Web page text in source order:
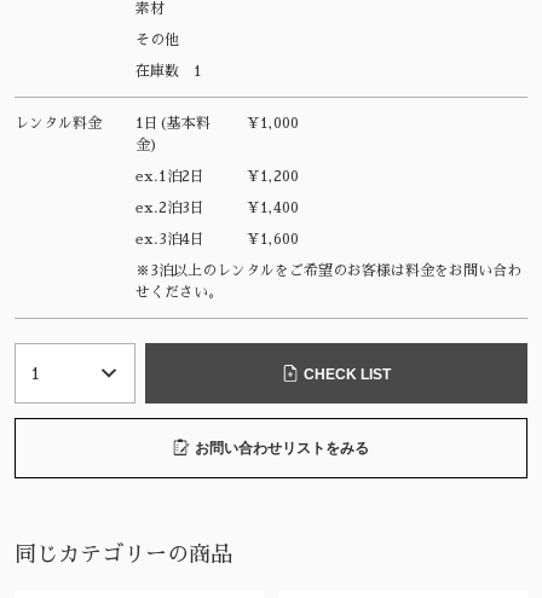
素材
その他
在庫数 1
レンタル料金
1日(基本料
金)
¥1,000
ex.1泊2日 ¥1,200
ex.2泊3日 ¥1,400
ex.3泊4日 ¥1,600
※3泊以上のレンタルをご希望のお客様は料金をお問い合わ
せください。
CHECK LIST
お問い合わせリストをみる
同じカテゴリーの商品